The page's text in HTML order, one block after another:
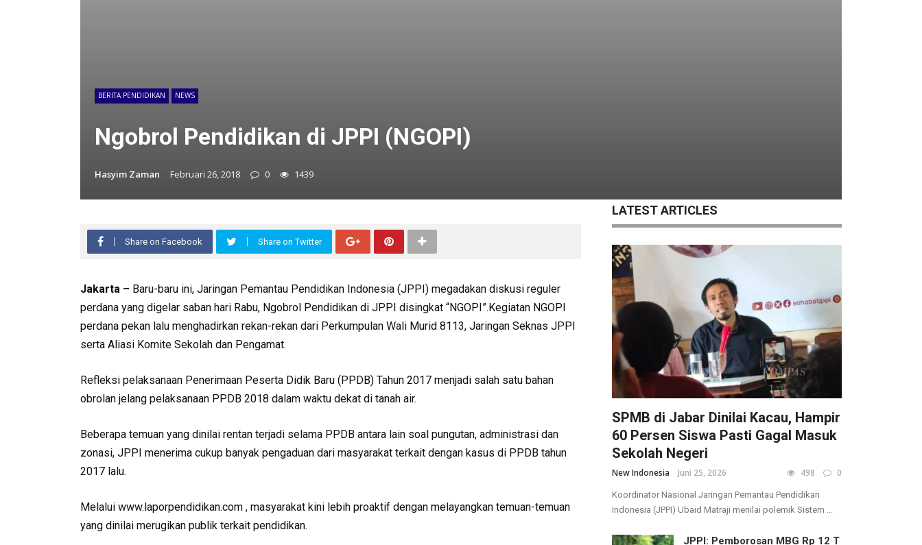
BERITA PENDIDIKAN NEWS
Ngobrol Pendidikan di JPPI (NGOPI)
Hasyim Zaman Februari 26, 2018 0 1439
Share on Facebook Share on Twitter
Jakarta – Baru-baru ini, Jaringan Pemantau Pendidikan Indonesia (JPPI) megadakan diskusi reguler
perdana yang digelar saban hari Rabu, Ngobrol Pendidikan di JPPI disingkat “NGOPI”.Kegiatan NGOPI
perdana pekan lalu menghadirkan rekan-rekan dari Perkumpulan Wali Murid 8113, Jaringan Seknas JPPI
serta Aliasi Komite Sekolah dan Pengamat.
Refleksi pelaksanaan Penerimaan Peserta Didik Baru (PPDB) Tahun 2017 menjadi salah satu bahan
obrolan jelang pelaksanaan PPDB 2018 dalam waktu dekat di tanah air.
Beberapa temuan yang dinilai rentan terjadi selama PPDB antara lain soal pungutan, administrasi dan
zonasi, JPPI menerima cukup banyak pengaduan dari masyarakat terkait dengan kasus di PPDB tahun
2017 lalu.
Melalui www.laporpendidikan.com , masyarakat kini lebih proaktif dengan melayangkan temuan-temuan
yang dinilai merugikan publik terkait pendidikan.
LATEST ARTICLES
SPMB di Jabar Dinilai Kacau, Hampir
60 Persen Siswa Pasti Gagal Masuk
Sekolah Negeri
New Indonesia Juni 25, 2026 498 0
Koordinator Nasional Jaringan Pemantau Pendidikan
Indonesia (JPPI) Ubaid Matraji menilai polemik Sistem ...
JPPI: Pemborosan MBG Rp 12 T